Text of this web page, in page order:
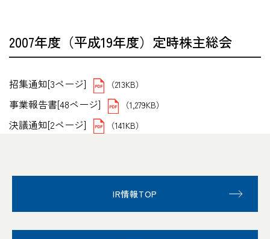
2007年度（平成19年度）定時株主総会
招集通知[3ページ] （213KB）
事業報告書[48ページ] （1,279KB）
決議通知[2ページ] （141KB）
IR情報TOP